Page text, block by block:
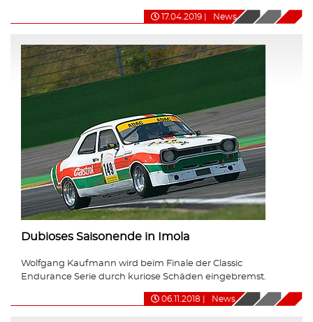
17.04.2019 News
Dubioses Saisonende in Imola
Wolfgang Kaufmann wird beim Finale der Classic
Endurance Serie durch kuriose Schäden eingebremst.
06.11.2018 News